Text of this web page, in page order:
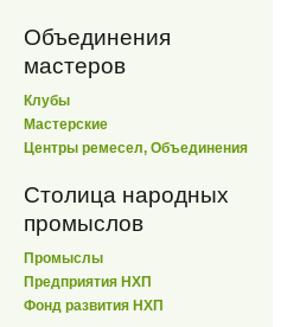
Объединения
мастеров
Клубы
Мастерские
Центры ремесел, Объединения
Столица народных
промыслов
Промыслы
Предприятия НХП
Фонд развития НХП